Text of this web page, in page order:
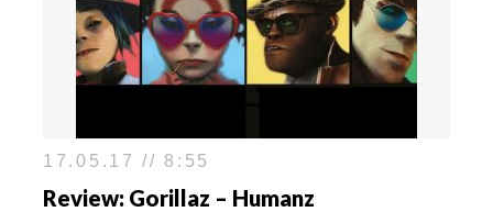
17.05.17 // 8:55
Review: Gorillaz – Humanz